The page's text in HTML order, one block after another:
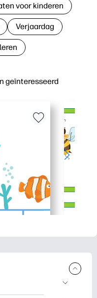
geïnteresseerd
voor kinderen
Verjaardag